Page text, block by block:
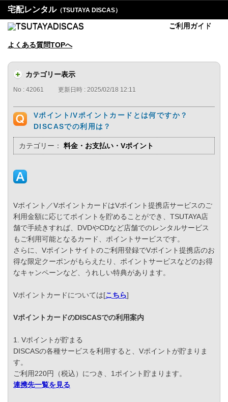
宅配レンタル（TSUTAYA DISCAS）
ご利用ガイド
よくある質問TOPへ
カテゴリー表示
No : 42061 更新日時 : 2025/02/18 12:11
Vポイント/Vポイントカードとは何ですか？
DISCASでの利用は？
カテゴリー： 料金・お支払い・Vポイント
Vポイント／VポイントカードはVポイント提携店サービスのご
利用金額に応じてポイントを貯めることができ、TSUTAYA店
舗で手続きすれば、DVDやCDなど店舗でのレンタルサービス
もご利用可能となるカード、ポイントサービスです。
さらに、Vポイントサイトのご利用登録でVポイント提携店のお
得な限定クーポンがもらえたり、ポイントサービスなどのお得
なキャンペーンなど、うれしい特典があります。
Vポイントカードについては[こちら]
VポイントカードのDISCASでの利用案内
1. Vポイントが貯まる
DISCASの各種サービスを利用すると、Vポイントが貯まりま
す。
ご利用220円（税込）につき、1ポイント貯まります。
連携先一覧を見る